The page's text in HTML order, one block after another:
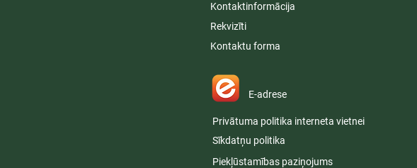
Kontaktinformācija
Rekvizīti
Kontaktu forma
E-adrese
Privātuma politika interneta vietnei
Sīkdatņu politika
Piekļūstamības paziņojums